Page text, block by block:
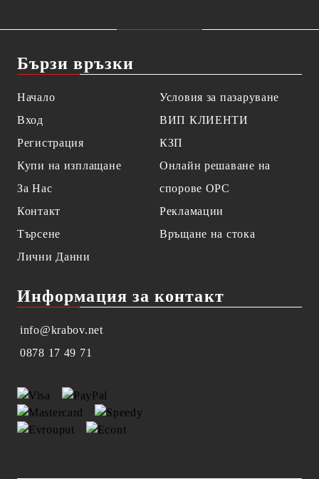
Бързи връзки
Начало
Вход
Регистрация
Купи на изплащане
За Нас
Контакт
Търсене
Лични Данни
Условия за пазаруване
ВИП КЛИЕНТИ
КЗП
Онлайн решаване на
спорове OPC
Рекламации
Връщане на стока
Информация за контакт
info@krabov.net
0878 17 49 71